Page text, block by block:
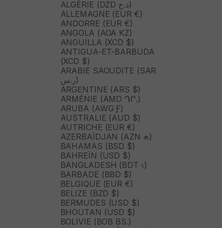
ALGÉRIE (DZD د.ج)
ALLEMAGNE (EUR €)
ANDORRE (EUR €)
ANGOLA (AOA KZ)
ANGUILLA (XCD $)
ANTIGUA-ET-BARBUDA
(XCD $)
ARABIE SAOUDITE (SAR
ر.س)
ARGENTINE (ARS $)
ARMÉNIE (AMD ԴՐ.)
ARUBA (AWG Ƒ)
AUSTRALIE (AUD $)
AUTRICHE (EUR €)
AZERBAÏDJAN (AZN ₼)
BAHAMAS (BSD $)
BAHREÏN (USD $)
BANGLADESH (BDT ৳)
BARBADE (BBD $)
BELGIQUE (EUR €)
BELIZE (BZD $)
BERMUDES (USD $)
BHOUTAN (USD $)
BOLIVIE (BOB BS.)